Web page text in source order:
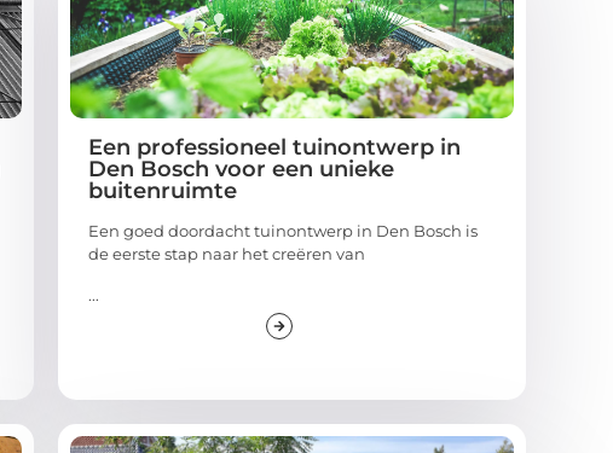
Een professioneel tuinontwerp in
Den Bosch voor een unieke
buitenruimte
Een goed doordacht tuinontwerp in Den Bosch is
de eerste stap naar het creëren van
...